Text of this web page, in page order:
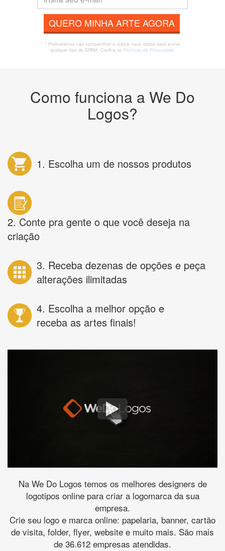
QUERO MINHA ARTE AGORA
* Prometemos não compartilhar e utilizar seus dados para enviar
qualquer tipo de SPAM. Confira as Políticas de Privacidade.
Como funciona a We Do
Logos?
1. Escolha um de nossos produtos
2. Conte pra gente o que você deseja na
criação
3. Receba dezenas de opções e peça
alterações ilimitadas
4. Escolha a melhor opção e
receba as artes finais!
Na We Do Logos temos os melhores designers de
logotipos online para criar a logomarca da sua
empresa.
Crie seu logo e marca online: papelaria, banner, cartão
de visita, folder, flyer, website e muito mais. São mais
de 36.612 empresas atendidas.